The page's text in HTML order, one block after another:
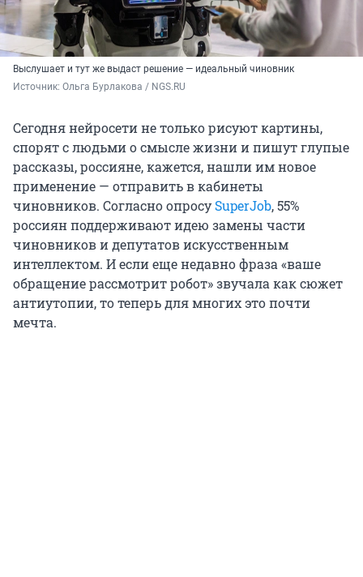
Выслушает и тут же выдаст решение — идеальный чиновник
Источник: Ольга Бурлакова / NGS.RU
Сегодня нейросети не только рисуют картины,
спорят с людьми о смысле жизни и пишут глупые
рассказы, россияне, кажется, нашли им новое
применение — отправить в кабинеты
чиновников. Согласно опросуSuperJob, 55%
россиян поддерживают идею замены части
чиновников и депутатов искусственным
интеллектом. И если еще недавно фраза «ваше
обращение рассмотрит робот» звучала как сюжет
антиутопии, то теперь для многих это почти
мечта.